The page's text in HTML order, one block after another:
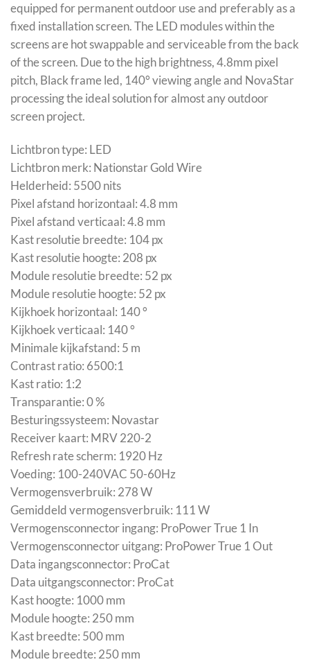
equipped for permanent outdoor use and preferably as a
fixed installation screen. The LED modules within the
screens are hot swappable and serviceable from the back
of the screen. Due to the high brightness, 4.8mm pixel
pitch, Black frame led, 140° viewing angle and NovaStar
processing the ideal solution for almost any outdoor
screen project.
Lichtbron type: LED
Lichtbron merk: Nationstar Gold Wire
Helderheid: 5500 nits
Pixel afstand horizontaal: 4.8 mm
Pixel afstand verticaal: 4.8 mm
Kast resolutie breedte: 104 px
Kast resolutie hoogte: 208 px
Module resolutie breedte: 52 px
Module resolutie hoogte: 52 px
Kijkhoek horizontaal: 140 °
Kijkhoek verticaal: 140 °
Minimale kijkafstand: 5 m
Contrast ratio: 6500:1
Kast ratio: 1:2
Transparantie: 0 %
Besturingssysteem: Novastar
Receiver kaart: MRV 220-2
Refresh rate scherm: 1920 Hz
Voeding: 100-240VAC 50-60Hz
Vermogensverbruik: 278 W
Gemiddeld vermogensverbruik: 111 W
Vermogensconnector ingang: ProPower True 1 In
Vermogensconnector uitgang: ProPower True 1 Out
Data ingangsconnector: ProCat
Data uitgangsconnector: ProCat
Kast hoogte: 1000 mm
Module hoogte: 250 mm
Kast breedte: 500 mm
Module breedte: 250 mm